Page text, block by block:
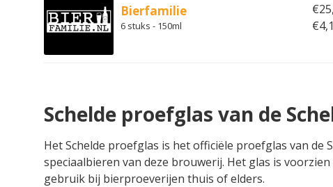
Bierfamilie
6 stuks - 150ml
Schelde proefglas van de
Het Schelde proefglas is het officiële proefglas van
speciaalbieren van deze brouwerij. Het glas is
gebruik bij bierproeverijen thuis of elders.